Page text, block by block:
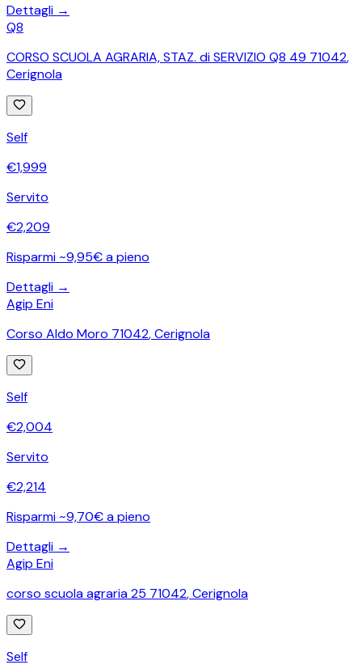
Dettagli →
Q8
CORSO SCUOLA AGRARIA, STAZ. di SERVIZIO Q8 49 71042,
Cerignola
Self
€1,999
Servito
€2,209
Risparmi ~9,95€ a pieno
Dettagli →
Agip Eni
Corso Aldo Moro 71042,Cerignola
Self
€2,004
Servito
€2,214
Risparmi ~9,70€ a pieno
Dettagli →
Agip Eni
corso scuola agraria 25 71042,Cerignola
Self